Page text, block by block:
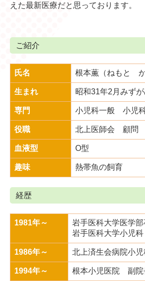
えた最新医療だと思っております。
ご紹介
氏名 根本薫（ねもと か
生まれ 昭和31年2月みず
専門 小児科一般 小児
役職 北上医師会 顧問
血液型 O型
趣味 熱帯魚の飼育
経歴
1981年～
岩手医科大学医学部
岩手医科大学小児科
1986年～ 北上済生会病院小
1994年～ 根本小児医院 副院